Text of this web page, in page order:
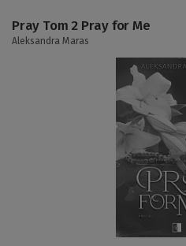
Pray Tom 2 Pray for Me
Aleksandra Maras